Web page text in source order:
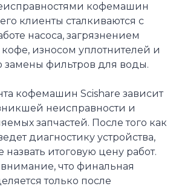
кофемашин
клиенты сталкиваются с
насоса, загрязнением
износом уплотнителей и
замены фильтров для воды.
кофемашин Scishare зависит
неисправности и
запчастей. После того как
диагностику устройства,
назвать итоговую цену работ.
что финальная
только после